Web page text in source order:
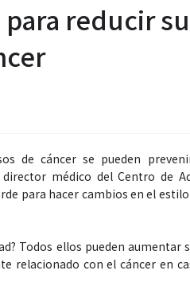
reducir su
de cáncer se pueden
médico del Centro de
para hacer cambios en el estilo
Todos ellos pueden aumentar
relacionado con el cáncer en